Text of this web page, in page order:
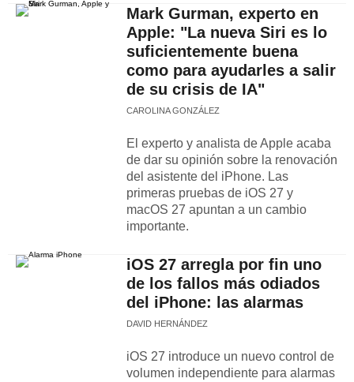
Mark Gurman, experto en
Apple: "La nueva Siri es lo
suficientemente buena
como para ayudarles a salir
de su crisis de IA"
CAROLINA GONZÁLEZ
El experto y analista de Apple acaba
de dar su opinión sobre la renovación
del asistente del iPhone. Las
primeras pruebas de iOS 27 y
macOS 27 apuntan a un cambio
importante.
iOS 27 arregla por fin uno
de los fallos más odiados
del iPhone: las alarmas
DAVID HERNÁNDEZ
iOS 27 introduce un nuevo control de
volumen independiente para alarmas